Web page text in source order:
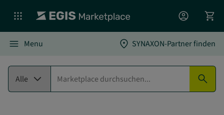
account_circle
shopping_cart
menu Menu location_on SYNAXON-Partner finden
Alle expand_more search